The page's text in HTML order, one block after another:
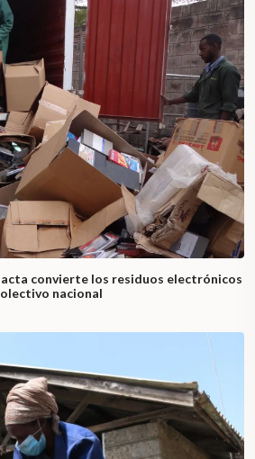
convierte los residuos electrónicos
nacional